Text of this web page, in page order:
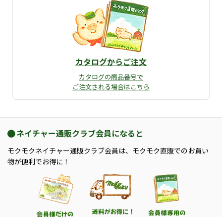
カタログからご注文
カタログの商品番号で
ご注文される場合はこちら
ネイチャー通販クラブ会員になると
モクモクネイチャー通販クラブ会員は、モクモク直販でのお買い
物が便利でお得に！